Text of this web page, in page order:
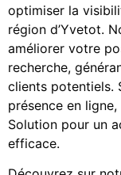
optimiser la
région d’Yvetot.
améliorer votre
recherche,
clients potentiels.
présence en
Solution pour un
efficace.